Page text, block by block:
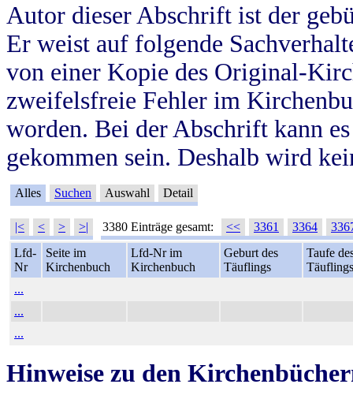
Autor dieser Abschrift ist der
Er weist auf folgende
von einer Kopie des Original-
zweifelsfreie Fehler im
worden. Bei der Abschrift kann
gekommen sein. Deshalb wird
Alles Suchen Auswahl Detail
|< < > >| 3380 Einträge gesamt: << 3361 3364
Lfd-
Nr
Seite im
Kirchenbuch
Lfd-Nr im
Kirchenbuch
Geburt des
Täuflings
Taufe
Täuflings
...
...
...
Hinweise zu den